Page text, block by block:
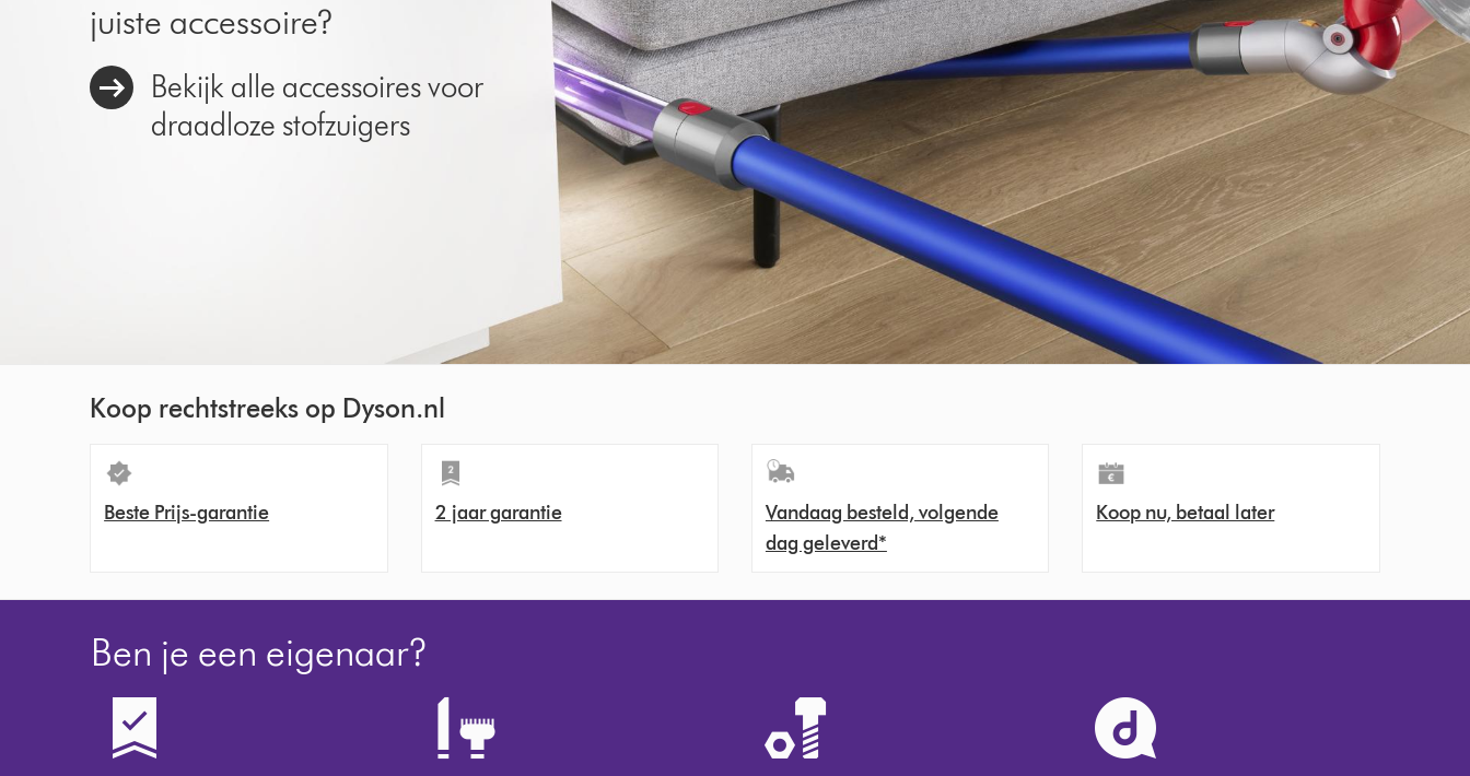
juiste accessoire?
Bekijk alle accessoires voor
draadloze stofzuigers
Koop rechtstreeks op Dyson.nl
Beste Prijs-garantie 2 jaar garantie
Vandaag besteld, volgende
dag geleverd*
Koop nu, betaal later
Ben je een eigenaar?